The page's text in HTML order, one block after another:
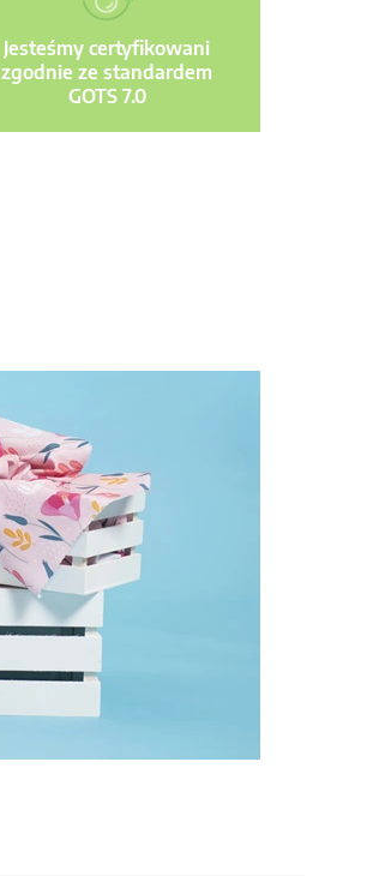
Jesteśmy certyfikowani
zgodnie ze standardem
GOTS 7.0